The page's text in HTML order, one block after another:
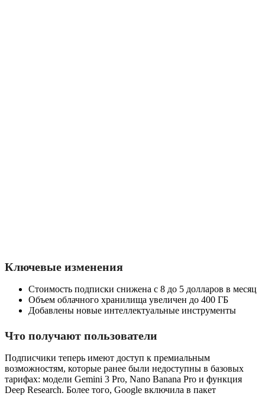
Ключевые изменения
Стоимость подписки снижена с 8 до 5 долларов в месяц
Объем облачного хранилища увеличен до 400 ГБ
Добавлены новые интеллектуальные инструменты
Что получают пользователи
Подписчики теперь имеют доступ к премиальным
возможностям, которые ранее были недоступны в базовых
тарифах: модели Gemini 3 Pro, Nano Banana Pro и функция
Deep Research. Более того, Google включила в пакет